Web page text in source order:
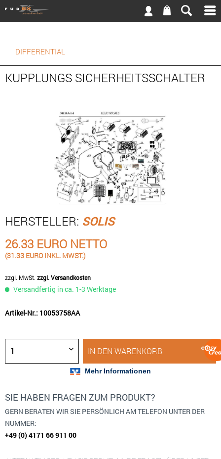
DIFFERENTIAL
KUPPLUNGS SICHERHEITSSCHALTER
HERSTELLER: SOLIS
26.33 EURO NETTO
(31.33 EURO INKL. MWST.)
zzgl. MwSt. zzgl. Versandkosten
Versandfertig in ca. 1-3 Werktage
Artikel-Nr.: 10053758AA
IN DEN WARENKORB
SIE HABEN FRAGEN ZUM PRODUKT?
GERN BERATEN WIR SIE PERSÖNLICH AM TELEFON UNTER DER
NUMMER:
+49 (0) 4171 66 911 00